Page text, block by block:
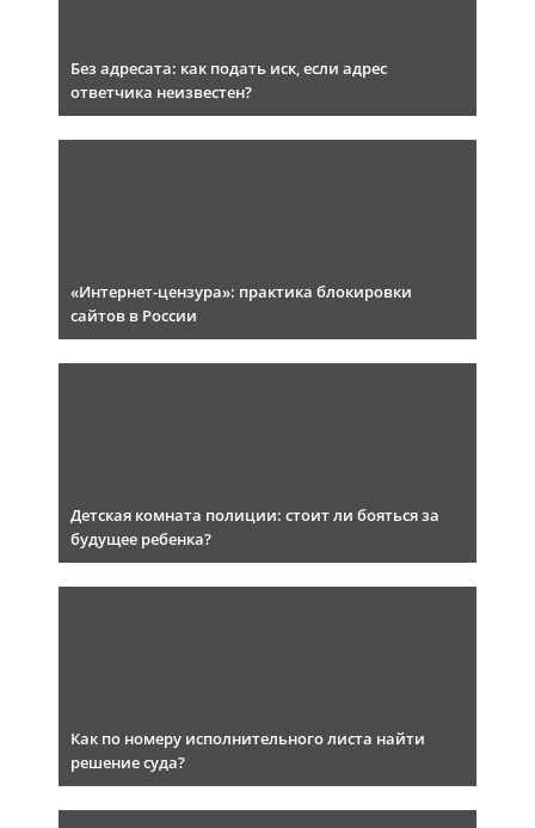
Без адресата: как подать иск, если адрес
ответчика неизвестен?
«Интернет-цензура»: практика блокировки
сайтов в России
Детская комната полиции: стоит ли бояться за
будущее ребенка?
Как по номеру исполнительного листа найти
решение суда?